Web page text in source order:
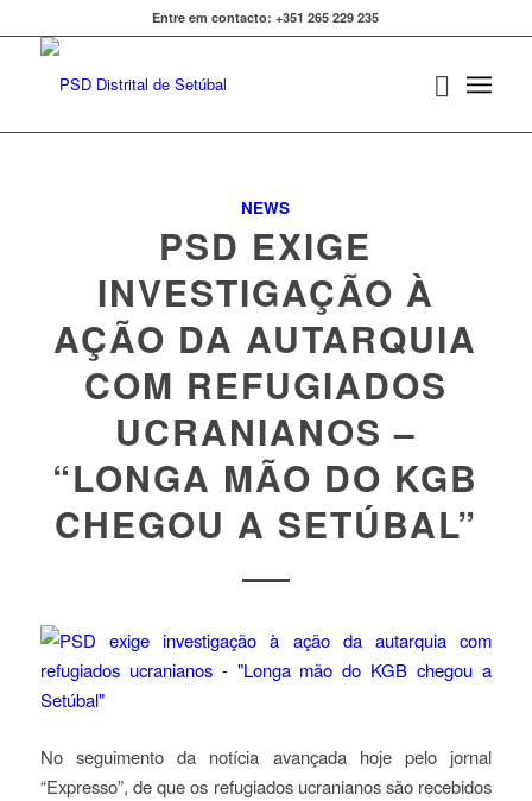
Entre em contacto: +351 265 229 235
NEWS
PSD EXIGE
INVESTIGAÇÃO À
AÇÃO DA AUTARQUIA
COM REFUGIADOS
UCRANIANOS –
“LONGA MÃO DO KGB
CHEGOU A SETÚBAL”
No seguimento da notícia avançada hoje pelo jornal
“Expresso”, de que os refugiados ucranianos são recebidos